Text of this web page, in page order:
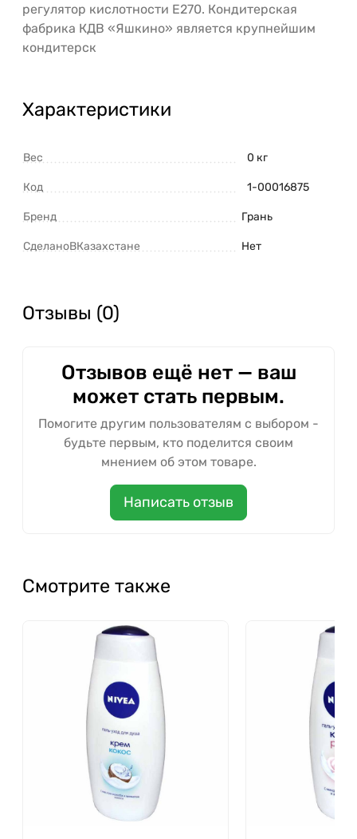
регулятор кислотности Е270. Кондитерская
фабрика КДВ «Яшкино» является крупнейшим
кондитерск
Характеристики
Вес 0 кг
Код 1-00016875
Бренд Грань
СделаноВКазахстане Нет
Отзывы (0)
Отзывов ещё нет — ваш
может стать первым.
Помогите другим пользователям с выбором -
будьте первым, кто поделится своим
мнением об этом товаре.
Написать отзыв
Смотрите также